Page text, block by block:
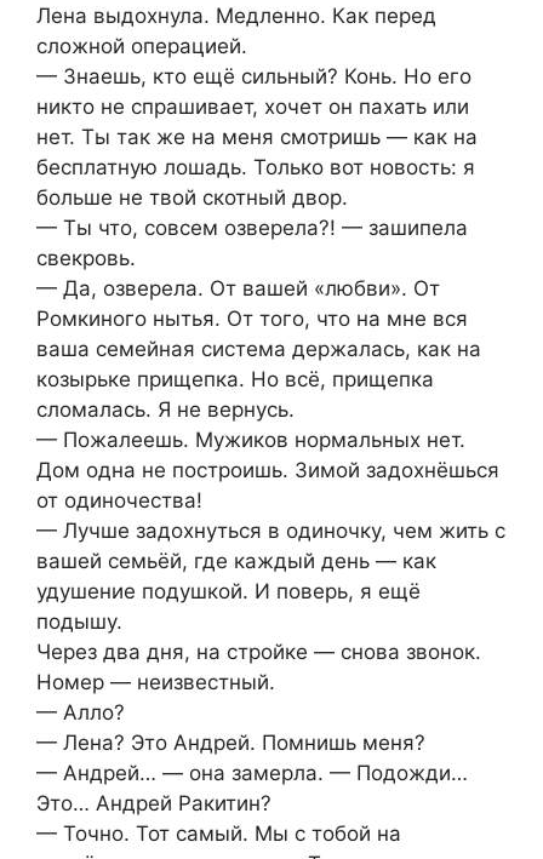
Лена выдохнула. Медленно. Как перед
сложной операцией.
— Знаешь, кто ещё сильный? Конь. Но его
никто не спрашивает, хочет он пахать или
нет. Ты так же на меня смотришь — как на
бесплатную лошадь. Только вот новость: я
больше не твой скотный двор.
— Ты что, совсем озверела?! — зашипела
свекровь.
— Да, озверела. От вашей «любви». От
Ромкиного нытья. От того, что на мне вся
ваша семейная система держалась, как на
козырьке прищепка. Но всё, прищепка
сломалась. Я не вернусь.
— Пожалеешь. Мужиков нормальных нет.
Дом одна не построишь. Зимой задохнёшься
от одиночества!
— Лучше задохнуться в одиночку, чем жить с
вашей семьёй, где каждый день — как
удушение подушкой. И поверь, я ещё
подышу.
Через два дня, на стройке — снова звонок.
Номер — неизвестный.
— Алло?
— Лена? Это Андрей. Помнишь меня?
— Андрей… — она замерла. — Подожди…
Это… Андрей Ракитин?
— Точно. Тот самый. Мы с тобой на